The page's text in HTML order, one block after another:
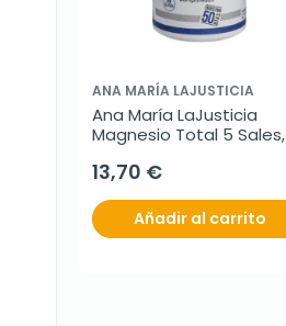
ANA MARÍA LAJUSTICIA
Ana María LaJusticia
Magnesio Total 5 Sales,
13,70 €
Añadir al carrito